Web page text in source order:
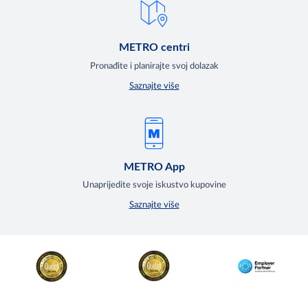
METRO centri
Pronađite i planirajte svoj dolazak
Saznajte više
METRO App
Unaprijedite svoje iskustvo kupovine
Saznajte više